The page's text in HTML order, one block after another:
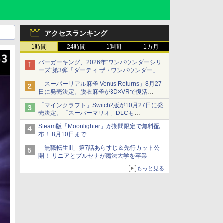
アクセスランキング
1時間 24時間 1週間 1カ月
バーガーキング、2026年“ワンパウンダーシリ
ーズ”第3弾「ダーティ ザ・ワンパウンダー」を
8月7日発売
「特製ガーリックマヨソース」を使用した超大
型チーズバーガー
「スーパーリアル麻雀 Venus Returns」8月27
日に発売決定。脱衣麻雀が3D×VRで復活
発売から2週間は20%オフになるセールが実施
「マインクラフト」Switch2版が10月27日に発
売決定。「スーパーマリオ」DLCも
Switch版からのアップグレードも可能に
Steam版「Moonlighter」が期間限定で無料配
布！ 8月10日まで
続編「Moonlighter 2」の発売は9月2日に決定
「無職転生III」第7話あらすじ＆先行カット公
開！ リニアとプルセナが魔法大学を卒業
もっと見る